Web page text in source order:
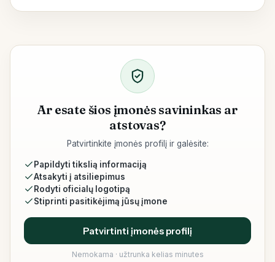
Ar esate šios įmonės savininkas ar
atstovas?
Patvirtinkite įmonės profilį ir galėsite:
Papildyti tikslią informaciją
Atsakyti į atsiliepimus
Rodyti oficialų logotipą
Stiprinti pasitikėjimą jūsų įmone
Patvirtinti įmonės profilį
Nemokama · užtrunka kelias minutes